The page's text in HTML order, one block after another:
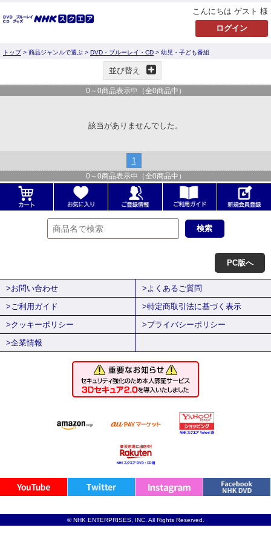
こんにちは ゲスト 様
トップ> 商品ジャンルで選ぶ > DVD・ブルーレイ・CD > 幼児・子ども番組
並び替え
0 ～ 0商品表示中（全0商品中）
該当がありませんでした。
1
0 ～ 0商品表示中（全0商品中）
PC版へ
>お問い合わせ
>よくあるご質問
>ご利用ガイド
>特定商取引法に基づく表示
>クッキーポリシー
>プライバシーポリシー
>企業情報
© NHK ENTERPRISES, INC. All Rights Reserved.